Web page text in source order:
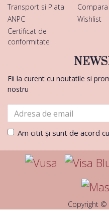
Transport si Plata
ANPC
Certificat de
conformitate
Wishlist
Fii la curent cu noutatile si
nostru
Am citit şi sunt de acord cu
Copyright ©